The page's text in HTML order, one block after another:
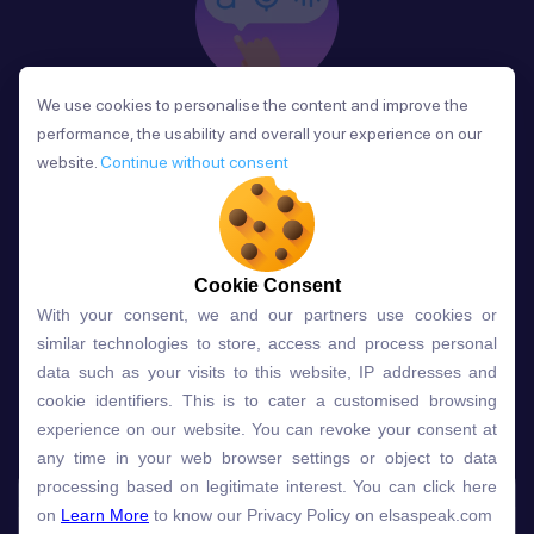
Phản Hồi
Sau mỗi bài học, người học nhận phản hồi về phát
âm và ngữ pháp ngay lập tức, giúp cải thiện kỹ năng
và tiến bộ nhanh chóng.
Lựa chọn gói học ELSA dành
cho bạn
Gói học Free Premium
Speech Analyzer
We use cookies to personalise the content and improve the
performance, the usability and overall your experience on our
website. Continue without consent
Cookie Consent
With your consent, we and our partners use cookies or
similar technologies to store, access and process personal
data such as your visits to this website, IP addresses and
cookie identifiers. This is to cater a customised browsing
experience on our website. You can revoke your consent at
any time in your web browser settings or object to data
processing based on legitimate interest. You can click here
on Learn More to know our Privacy Policy on elsaspeak.com
We use cookies to personalise the content and improve the
performance, the usability and overall your experience on our
website. Continue without consent
Cookie Consent
With your consent, we and our partners use cookies or
similar technologies to store, access and process personal
data such as your visits to this website, IP addresses and
cookie identifiers. This is to cater a customised browsing
experience on our website. You can revoke your consent at
any time in your web browser settings or object to data
processing based on legitimate interest. You can click here
on Learn More to know our Privacy Policy on elsaspeak.com